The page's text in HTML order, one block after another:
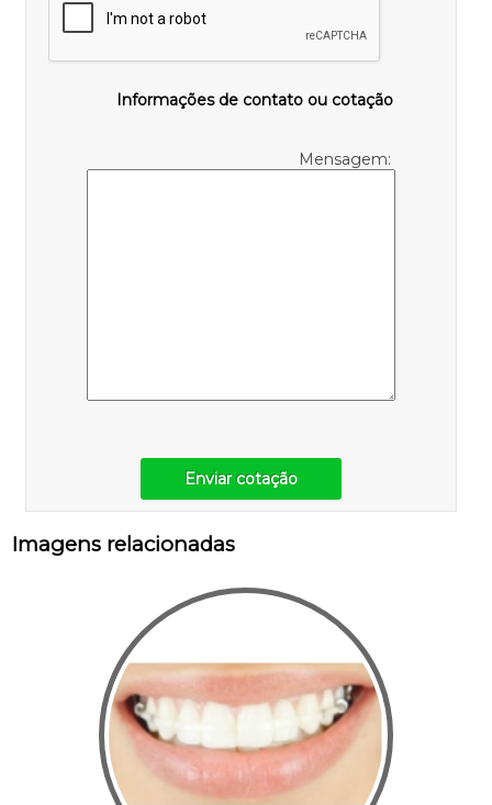
Informações de contato ou cotação
Mensagem:
Enviar cotação
Imagens relacionadas